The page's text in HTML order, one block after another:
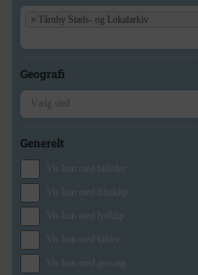
× Tårnby Stads- og Lokalarkiv
Geografi
Generelt
Vis kun med billeder
Vis kun med filmklip
Vis kun med lydklip
Vis kun med kilder
Vis kun med geo-tag